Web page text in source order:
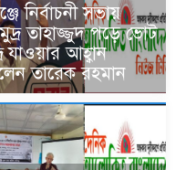
নির্বাচনী সভায়
তাহাজ্জুদ পড়ে ভোট
যাওয়ার আহ্বান
তারেক রহমান